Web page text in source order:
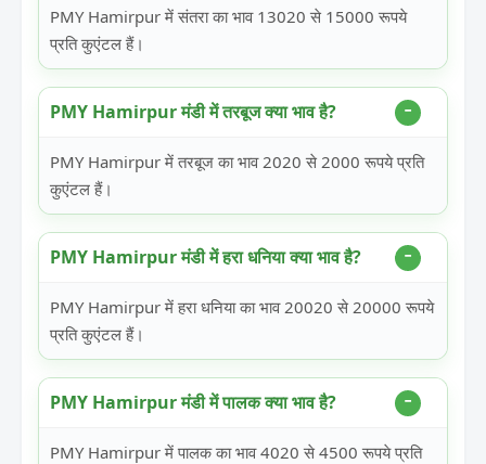
PMY Hamirpur में संतरा का भाव 13020 से 15000 रूपये
प्रति कुएंटल हैं।
PMY Hamirpur मंडी में तरबूज क्या भाव है?
PMY Hamirpur में तरबूज का भाव 2020 से 2000 रूपये प्रति
कुएंटल हैं।
PMY Hamirpur मंडी में हरा धनिया क्या भाव है?
PMY Hamirpur में हरा धनिया का भाव 20020 से 20000 रूपये
प्रति कुएंटल हैं।
PMY Hamirpur मंडी में पालक क्या भाव है?
PMY Hamirpur में पालक का भाव 4020 से 4500 रूपये प्रति